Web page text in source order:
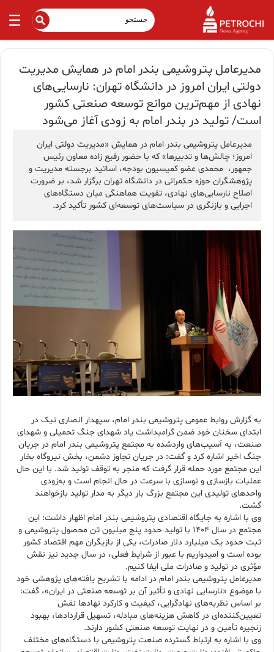
مدیرعامل پتروشیمی بندر امام در همایش مدیریت
دولتی ایران امروز در دانشگاه تهران: نارسایی‌های
نهادی از مهم‌ترین موانع توسعه صنعتی کشور
است/ تولید در بندر امام به زودی آغاز می‌شود
مدیرعامل پتروشیمی بندر امام در همایش «مدیریت دولتی ایران
امروز؛ چالش‌ها و تدبیرها» که با حضور رفیع زاده معاون رئیس
جمهور، محمدی عضو کمیسیون بودجه، اساتید برجسته مدیریت و
پژوهشگران حوزه حکمرانی در دانشگاه تهران برگزار شد، بر ضرورت
اصلاح نارسایی‌های نهادی، تقویت هماهنگی میان دستگاه‌های
اجرایی و بازنگری در سیاست‌های توسعه‌ای کشور تأکید کرد.
به گزارش روابط عمومی پتروشیمی بندر امام، سپهدار انصاری نیک در
ابتدای سخنان خود ضمن گرامیداشت یاد شهدای جنگ تحمیلی و شهدای
صنعت، به آسیب‌های واردشده به مجتمع پتروشیمی بندر امام در جریان
جنگ اخیر اشاره کرد و گفت: در جریان تجاوز دشمن، بخش نیروگاه بخار
این مجتمع مورد حمله قرار گرفت که منجر به توقف تولید شد. با این حال
عملیات بازسازی و نوسازی با سرعت در حال انجام است و به‌زودی
واحدهای تولیدی این مجتمع بزرگ بار دیگر به مدار تولید بازخواهند
گشت.
وی با اشاره به جایگاه اقتصادی پتروشیمی بندر امام اظهار داشت: این
مجتمع در سال ۱۴۰۴ با تولید حدود پنج میلیون تن محصول پتروشیمی و
ثبت حدود یک میلیارد دلار صادرات، یکی از بازیگران مهم اقتصاد کشور
بوده است و امیدواریم با عبور از شرایط فعلی، در سال جدید نیز نقش
مؤثری در تولید و صادرات ملی ایفا کنیم.
مدیرعامل پتروشیمی بندر امام در ادامه با تشریح یافته‌های پژوهشی خود
با موضوع «نارسایی نهادی و تأثیر آن بر توسعه صنعتی در ایران»، گفت:
بر اساس نظریه‌های نهادگرایی، کیفیت و کارکرد نهادها نقش
تعیین‌کننده‌ای در کاهش هزینه‌های مبادله، تسهیل قراردادها، بهبود
زنجیره تأمین و در نهایت توسعه صنعتی کشور دارند.
وی با اشاره به ارتباط گسترده صنعت پتروشیمی با دستگاه‌های مختلف